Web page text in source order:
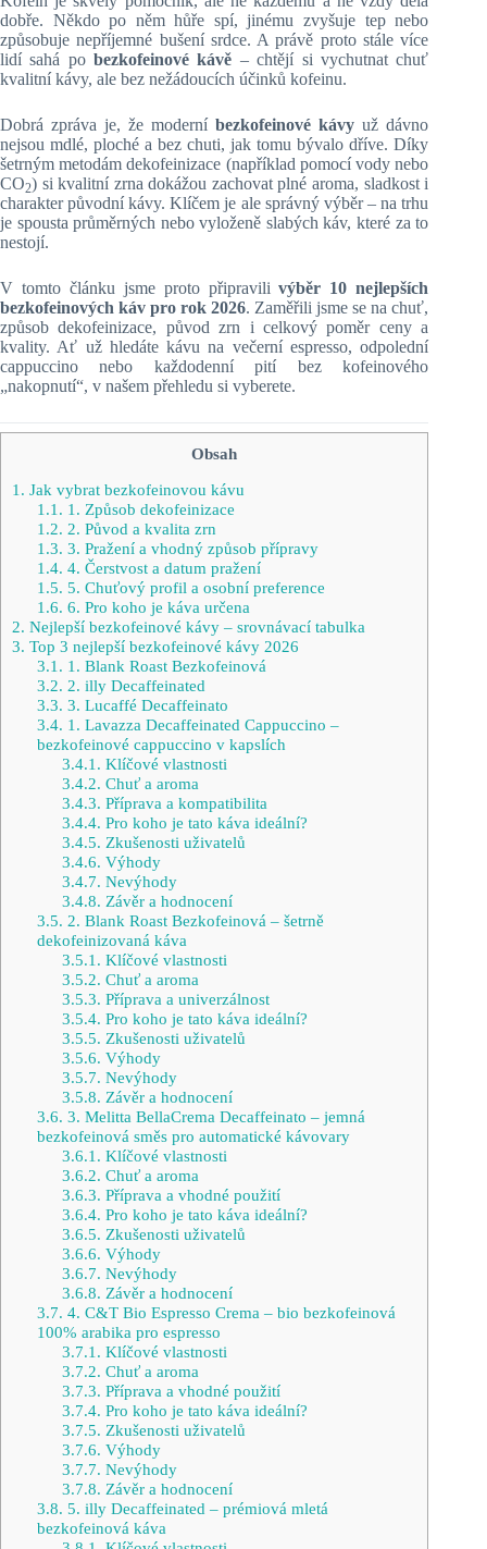
dobře. Někdo po něm hůře spí, jinému zvyšuje tep nebo
způsobuje nepříjemné bušení srdce. A právě proto stále více
lidí sahá pobezkofeinové kávě – chtějí si vychutnat chuť
kvalitní kávy, ale bez nežádoucích účinků kofeinu.
Dobrá zpráva je, že moderníbezkofeinové kávy už dávno
nejsou mdlé, ploché a bez chuti, jak tomu bývalo dříve. Díky
šetrným metodám dekofeinizace (například pomocí vody nebo
CO2) si kvalitní zrna dokážou zachovat plné aroma, sladkost i
charakter původní kávy. Klíčem je ale správný výběr – na trhu
je spousta průměrných nebo vyloženě slabých káv, které za to
nestojí.
V tomto článku jsme proto připravilivýběr 10 nejlepších
bezkofeinových káv pro rok 2026. Zaměřili jsme se na chuť,
způsob dekofeinizace, původ zrn i celkový poměr ceny a
kvality. Ať už hledáte kávu na večerní espresso, odpolední
cappuccino nebo každodenní pití bez kofeinového
„nakopnutí“, v našem přehledu si vyberete.
Obsah
1. Jak vybrat bezkofeinovou kávu
1.1. 1. Způsob dekofeinizace
1.2. 2. Původ a kvalita zrn
1.3. 3. Pražení a vhodný způsob přípravy
1.4. 4. Čerstvost a datum pražení
1.5. 5. Chuťový profil a osobní preference
1.6. 6. Pro koho je káva určena
2. Nejlepší bezkofeinové kávy – srovnávací tabulka
3. Top 3 nejlepší bezkofeinové kávy 2026
3.1. 1. Blank Roast Bezkofeinová
3.2. 2. illy Decaffeinated
3.3. 3. Lucaffé Decaffeinato
3.4. 1. Lavazza Decaffeinated Cappuccino –
bezkofeinové cappuccino v kapslích
3.4.1. Klíčové vlastnosti
3.4.2. Chuť a aroma
3.4.3. Příprava a kompatibilita
3.4.4. Pro koho je tato káva ideální?
3.4.5. Zkušenosti uživatelů
3.4.6. Výhody
3.4.7. Nevýhody
3.4.8. Závěr a hodnocení
3.5. 2. Blank Roast Bezkofeinová – šetrně
dekofeinizovaná káva
3.5.1. Klíčové vlastnosti
3.5.2. Chuť a aroma
3.5.3. Příprava a univerzálnost
3.5.4. Pro koho je tato káva ideální?
3.5.5. Zkušenosti uživatelů
3.5.6. Výhody
3.5.7. Nevýhody
3.5.8. Závěr a hodnocení
3.6. 3. Melitta BellaCrema Decaffeinato – jemná
bezkofeinová směs pro automatické kávovary
3.6.1. Klíčové vlastnosti
3.6.2. Chuť a aroma
3.6.3. Příprava a vhodné použití
3.6.4. Pro koho je tato káva ideální?
3.6.5. Zkušenosti uživatelů
3.6.6. Výhody
3.6.7. Nevýhody
3.6.8. Závěr a hodnocení
3.7. 4. C&T Bio Espresso Crema – bio bezkofeinová
100% arabika pro espresso
3.7.1. Klíčové vlastnosti
3.7.2. Chuť a aroma
3.7.3. Příprava a vhodné použití
3.7.4. Pro koho je tato káva ideální?
3.7.5. Zkušenosti uživatelů
3.7.6. Výhody
3.7.7. Nevýhody
3.7.8. Závěr a hodnocení
3.8. 5. illy Decaffeinated – prémiová mletá
bezkofeinová káva